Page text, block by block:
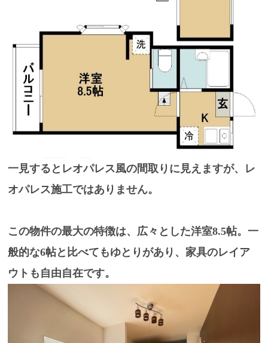
一見するとレオパレス風の間取りに見えますが、 レ
オパレス施工ではありません。
この物件の最大の特徴は、 広々とした洋室8.5帖。一
般的な6帖と比べてもゆとりがあり、家具のレイア
ウトも自由自在です。